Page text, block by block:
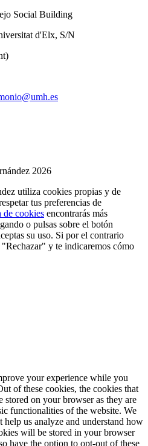
Social Building
d'Elx, S/N
2026
utiliza cookies propias y de
tus preferencias de
de cookies encontrarás más
o pulsas sobre el botón
su uso. Si por el contrario
"Rechazar" y te indicaremos cómo
your experience while you
of these cookies, the cookies that
stored on your browser as they are
functionalities of the website. We
help us analyze and understand how
will be stored in your browser
have the option to opt-out of these